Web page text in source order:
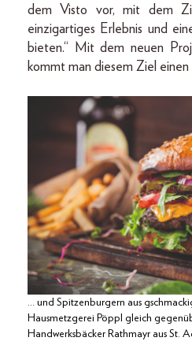
dem Visto vor, mit dem
einzigartiges Erlebnis und
bieten.“ Mit dem neuen
kommt man diesem Ziel einen
… und Spitzenburgern aus
Hausmetzgerei Pöppl gleich
Handwerksbäcker Rathmayr aus St.